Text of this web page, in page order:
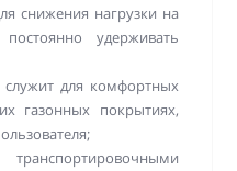
снижения нагрузки на
удерживать
служит для комфортных
газонных покрытиях,